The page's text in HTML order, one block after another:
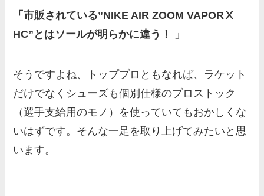
「市販されている”NIKE AIR ZOOM VAPORⅩ
HC”とはソールが明らかに違う！ 」
そうですよね、トッププロともなれば、ラケット
だけでなくシューズも個別仕様のプロストック
（選手支給用のモノ）を使っていてもおかしくな
いはずです。そんな一足を取り上げてみたいと思
います。